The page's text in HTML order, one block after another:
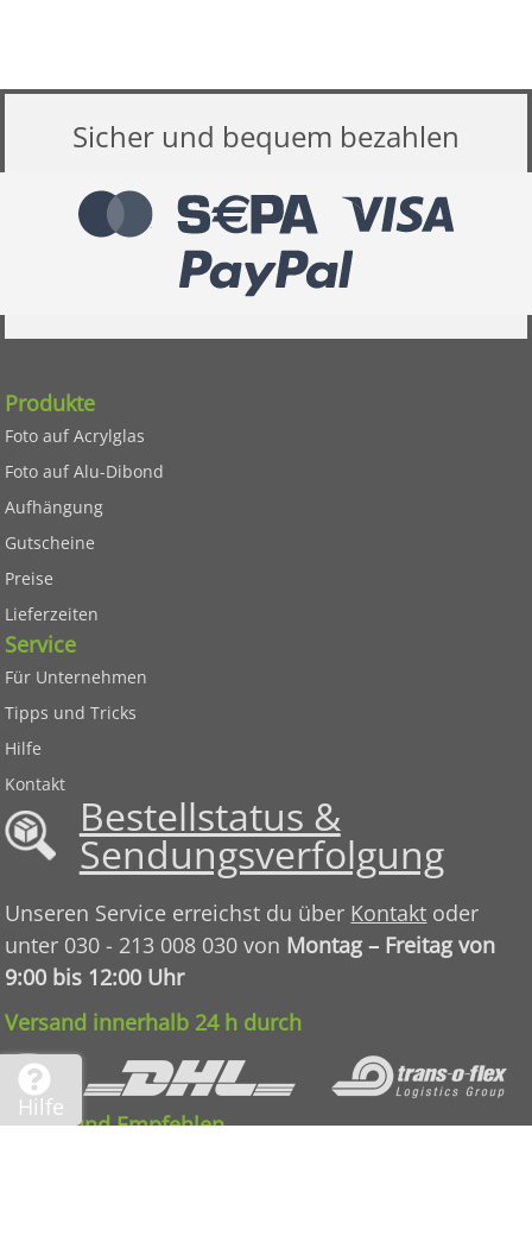
Sicher und bequem bezahlen
Produkte
Foto auf Acrylglas
Foto auf Alu-Dibond
Aufhängung
Gutscheine
Preise
Lieferzeiten
Service
Für Unternehmen
Tipps und Tricks
Hilfe
Kontakt
Bestellstatus &
Sendungsverfolgung
Unseren Service erreichst du über Kontakt oder
unter 030 - 213 008 030 von Montag – Freitag von
9:00 bis 12:00 Uhr
Versand innerhalb 24 h durch
Teilen und Empfehlen
Hilfe